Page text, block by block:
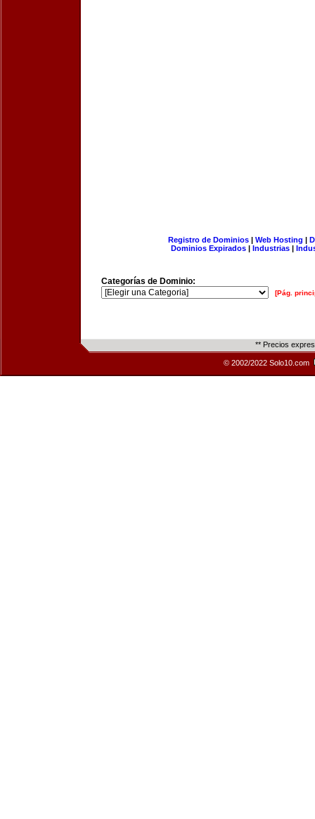
Registro de Dominios| Web Hosting |
Dominios Expirados | Industrias |
Categorías de Dominio:
[Pág.
** Precios
© 2002/2022 Solo10.com